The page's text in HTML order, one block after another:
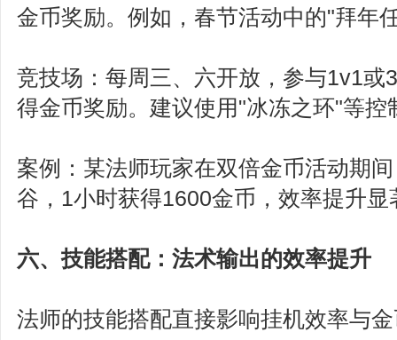
金币奖励。例如，春节活动中的"拜年
竞技场：每周三、六开放，参与1v1或
得金币奖励。建议使用"冰冻之环"等控
案例：某法师玩家在双倍金币活动期
谷，1小时获得1600金币，效率提升显
六、技能搭配：法术输出的效率提升
法师的技能搭配直接影响挂机效率与